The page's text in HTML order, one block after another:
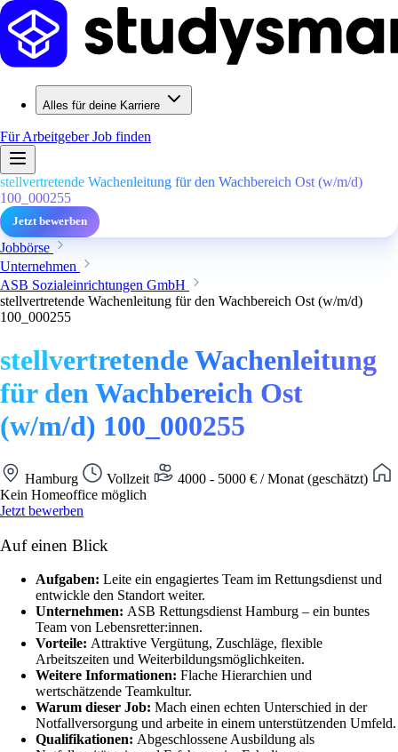
Alles für deine Karriere
Für ArbeitgeberJob finden
stellvertretende Wachenleitung für den Wachbereich Ost (w/m/d)
100_000255
Jetzt bewerben
Jobbörse
Unternehmen
ASB Sozialeinrichtungen GmbH
stellvertretende Wachenleitung für den Wachbereich Ost (w/m/d)
100_000255
stellvertretende Wachenleitung
für den Wachbereich Ost
(w/m/d) 100_000255
Hamburg Vollzeit
4000 - 5000 € / Monat (geschätzt)
Kein Homeoffice möglich
Jetzt bewerben
Auf einen Blick
Aufgaben: Leite ein engagiertes Team im Rettungsdienst und
entwickle den Standort weiter.
Unternehmen: ASB Rettungsdienst Hamburg – ein buntes
Team von Lebensretter:innen.
Vorteile: Attraktive Vergütung, Zuschläge, flexible
Arbeitszeiten und Weiterbildungsmöglichkeiten.
Weitere Informationen: Flache Hierarchien und
wertschätzende Teamkultur.
Warum dieser Job: Mach einen echten Unterschied in der
Notfallversorgung und arbeite in einem unterstützenden Umfeld.
Qualifikationen: Abgeschlossene Ausbildung als